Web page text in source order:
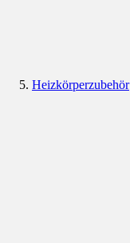
Heizkörperzubehör